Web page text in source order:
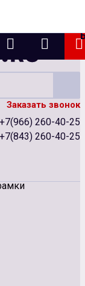
Заказать звонок
+7(966) 260-40-25
+7(843) 260-40-25